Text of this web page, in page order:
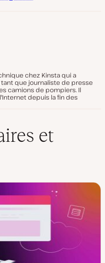
chez Kinsta qui a
que journaliste de presse
camions de pompiers. Il
depuis la fin des
et